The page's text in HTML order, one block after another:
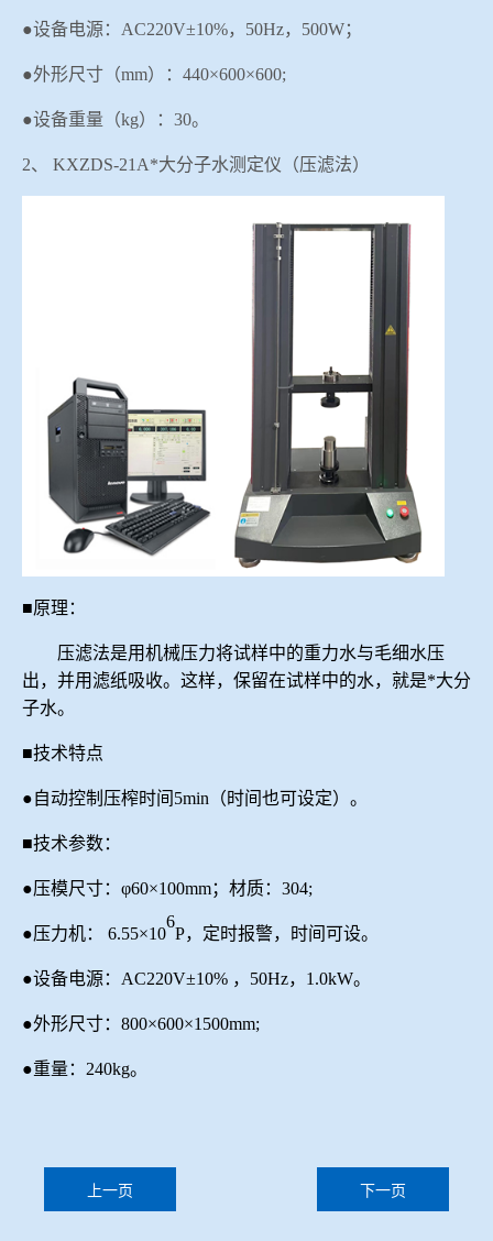
●设备电源：AC220V±10%，50Hz， 500W；
●外形尺寸（mm）：440×600×600;
●设备重量（kg）：30。
2、 KXZDS-21A*大分子水测定仪（压滤法）
■原理：
压滤法是用机械压力将试样中的重力水与毛细水压
出，并用滤纸吸收。这样，保留在试样中的水，就是*大分
子水。
■技术特点
●自动控制压榨时间5min（时间也可设定）。
■技术参数：
●压模尺寸：φ60×100mm； 材质： 304;
●压力机： 6.55×10
6
P，定时报警，时间可设。
●设备电源：AC220V±10% ， 50Hz， 1.0kW。
●外形尺寸：800×600×1500mm;
●重量：240kg。
上一页 下一页